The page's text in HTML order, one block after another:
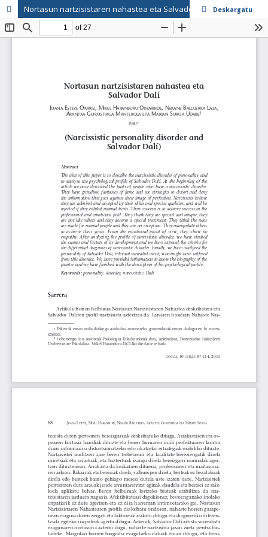
Nortasun nartzisistaren nahastea eta Salvador Dalí Deskargatu